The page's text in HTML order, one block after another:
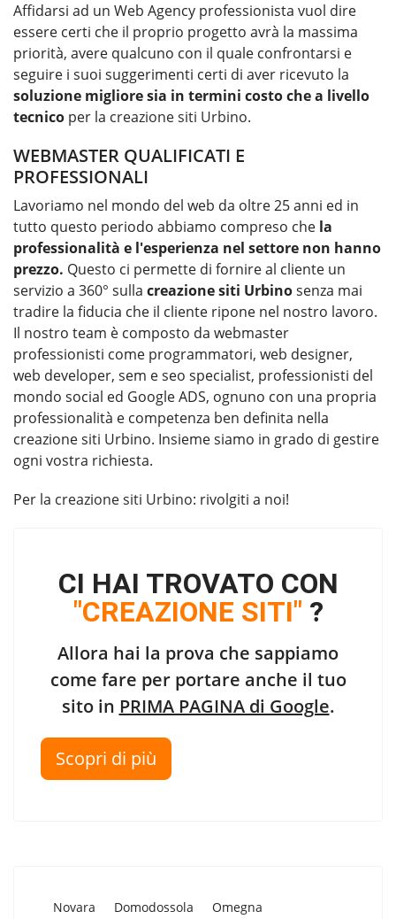
Affidarsi ad un Web Agency professionista vuol dire
essere certi che il proprio progetto avrà la massima
priorità, avere qualcuno con il quale confrontarsi e
seguire i suoi suggerimenti certi di aver ricevuto la
soluzione migliore sia in termini costo che a livello
tecnico per la creazione siti Urbino.
WEBMASTER QUALIFICATI E
PROFESSIONALI
Lavoriamo nel mondo del web da oltre 25 anni ed in
tutto questo periodo abbiamo compreso che la
professionalità e l'esperienza nel settore non hanno
prezzo. Questo ci permette di fornire al cliente un
servizio a 360° sulla creazione siti Urbinosenza mai
tradire la fiducia che il cliente ripone nel nostro lavoro.
Il nostro team è composto da webmaster
professionisti come programmatori, web designer,
web developer, sem e seo specialist, professionisti del
mondo social ed Google ADS, ognuno con una propria
professionalità e competenza ben definita nella
creazione siti Urbino. Insieme siamo in grado di gestire
ogni vostra richiesta.
Per la creazione siti Urbino: rivolgiti a noi!
CI HAI TROVATO CON
"CREAZIONE SITI" ?
Allora hai la prova che sappiamo
come fare per portare anche il tuo
sito in PRIMA PAGINA di Google.
Scopri di più
Novara Domodossola Omegna